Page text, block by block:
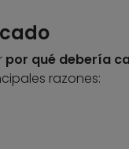
por qué debería
razones: